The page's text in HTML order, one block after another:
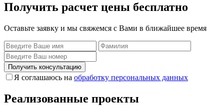
Получить расчет цены бесплатно
Оставьте заявку и мы свяжемся с Вами в ближайшее время
Получить консультацию
Я соглашаюсь на обработку персональных данных
Реализованные проекты